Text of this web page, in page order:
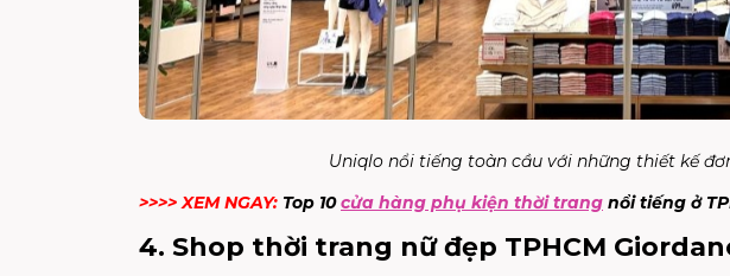
Uniqlo nổi tiếng toàn cầu với những thiết kế
>>>> XEM NGAY: Top 10cửa hàng phụ kiện thời trang nổi tiếng ở
4. Shop thời trang nữ đẹp TPHCM